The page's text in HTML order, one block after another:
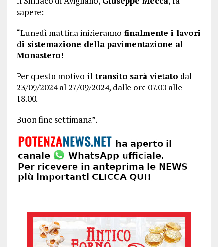
sapere:
“Lunedì mattina inizieranno finalmente i lavori
di sistemazione della pavimentazione al
Monastero!
Per questo motivo il transito sarà vietato dal
23/09/2024 al 27/09/2024, dalle ore 07.00 alle
18.00.
Buon fine settimana”.